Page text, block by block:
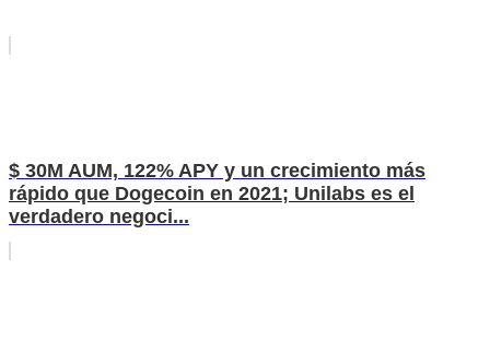
$ 30M AUM, 122% APY y un crecimiento más
rápido que Dogecoin en 2021; Unilabs es el
verdadero negoci...